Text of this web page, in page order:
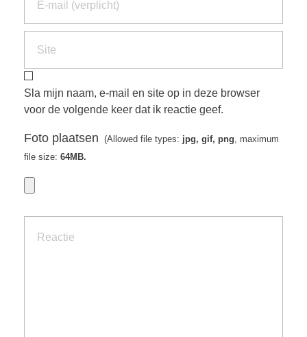
Sla mijn naam, e-mail en site op in deze browser
voor de volgende keer dat ik reactie geef.
Foto plaatsen (Allowed file types: jpg, gif, png, maximum
file size: 64MB.